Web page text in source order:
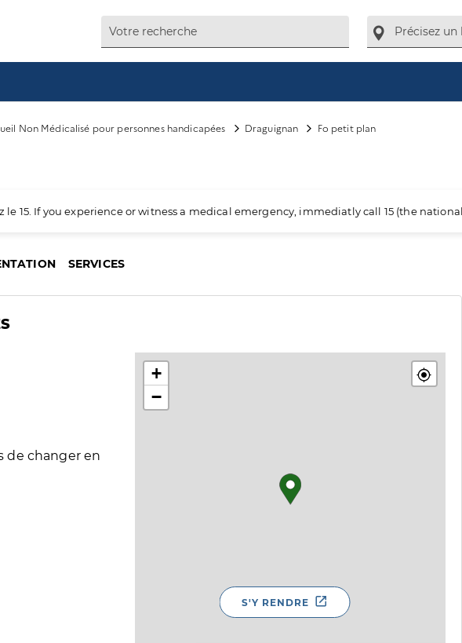
Non Médicalisé pour personnes handicapées Draguignan Fo petit plan
le 15. If you experience or witness a medical emergency, immediatly call 15 (the
SERVICES
de changer en
+
−
S'Y RENDRE